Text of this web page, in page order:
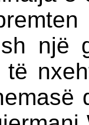
një
të